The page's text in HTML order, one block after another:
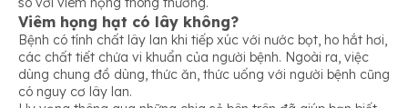
Viêm họng hạt có lây không?
Bệnh có tính chất lây lan khi tiếp xúc với nước bọt, ho hắt hơi,
các chất tiết chứa vi khuẩn của người bệnh. Ngoài ra, việc
dùng chung đồ dùng, thức ăn, thức uống với người bệnh cũng
có nguy cơ lây lan.